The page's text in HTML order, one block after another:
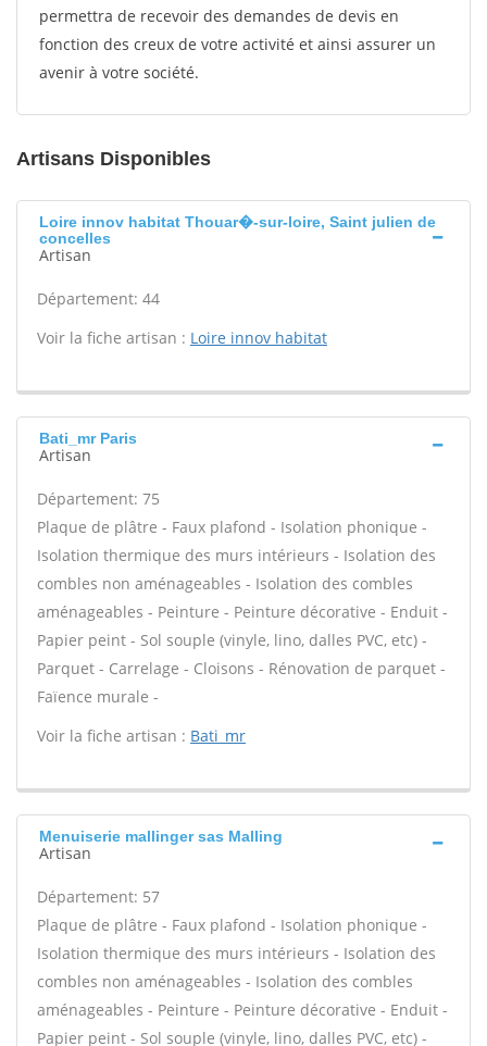
permettra de recevoir des demandes de devis en
fonction des creux de votre activité et ainsi assurer un
avenir à votre société.
Artisans Disponibles
Loire innov habitat Thouar�-sur-loire, Saint julien de
concelles
Artisan
Département: 44
Voir la fiche artisan : Loire innov habitat
Bati_mr Paris
Artisan
Département: 75
Plaque de plâtre - Faux plafond - Isolation phonique -
Isolation thermique des murs intérieurs - Isolation des
combles non aménageables - Isolation des combles
aménageables - Peinture - Peinture décorative - Enduit -
Papier peint - Sol souple (vinyle, lino, dalles PVC, etc) -
Parquet - Carrelage - Cloisons - Rénovation de parquet -
Faïence murale -
Voir la fiche artisan : Bati_mr
Menuiserie mallinger sas Malling
Artisan
Département: 57
Plaque de plâtre - Faux plafond - Isolation phonique -
Isolation thermique des murs intérieurs - Isolation des
combles non aménageables - Isolation des combles
aménageables - Peinture - Peinture décorative - Enduit -
Papier peint - Sol souple (vinyle, lino, dalles PVC, etc) -